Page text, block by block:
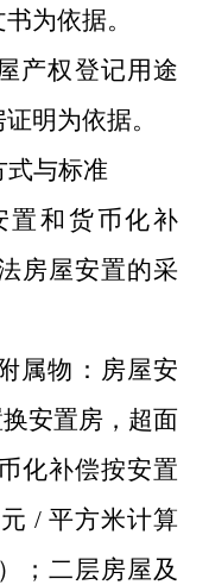
为依据。
产权登记用途
明为依据。
式与标准
置和货币化补
房屋安置的采
属物：房屋安
换安置房，超面
化补偿按安置
/ 平方米计算
；二层房屋及